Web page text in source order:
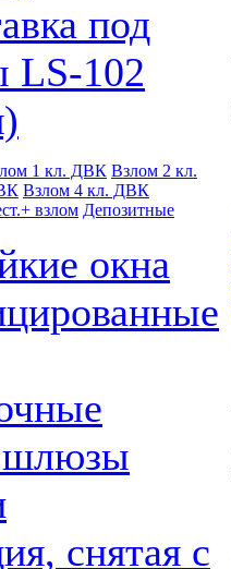
под
LS-102
1 кл. ДВК Взлом 2 кл.
Взлом 4 кл. ДВК
взлом Депозитные
окна
шлюзы
снятая с